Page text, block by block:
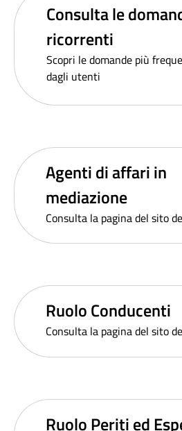
Consulta le
ricorrenti
Scopri le domande più
dagli utenti
Agenti di affari in
mediazione
Consulta la pagina del sito
Ruolo Conducenti
Consulta la pagina del sito
Ruolo Periti ed